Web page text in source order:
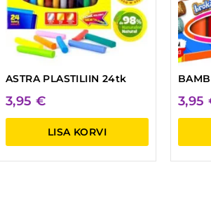
ASTRA PLASTILIIN 24tk
3,95 €
LISA KORVI
3,95